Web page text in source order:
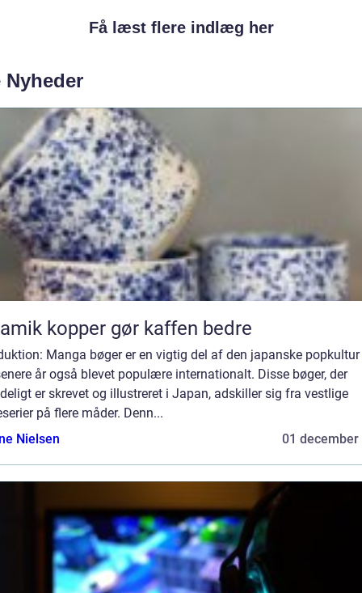
Få læst flere indlæg her
Nyheder
kopper gør kaffen bedre
Manga bøger er en vigtig del af den japanske popkultur
år også blevet populære internationalt. Disse bøger, der
er skrevet og illustreret i Japan, adskiller sig fra vestlige
på flere måder. Denn...
Nielsen
01 december